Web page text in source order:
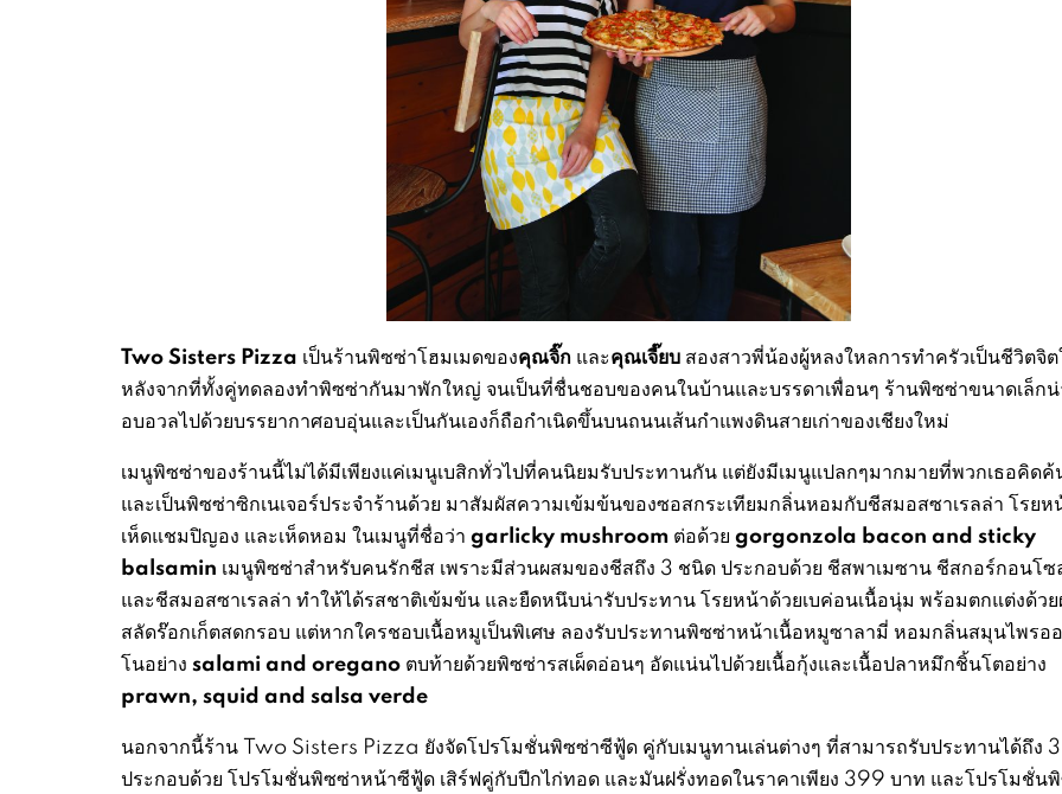
Two Sisters Pizza เป็นร้านพิซซ่าโฮมเมดของคุณจิ๊ก และคุณเจี๊ยบ สองสาวพี่น้องผู้หลงใหลการทำครัวเป็นชีวิตจิต
หลังจากที่ทั้งคู่ทดลองทำพิซซ่ากันมาพักใหญ่ จนเป็นที่ชื่นชอบของคนในบ้านและบรรดาเพื่อนๆ ร้านพิซซ่าขนาดเล็ก
อบอวลไปด้วยบรรยากาศอบอุ่นและเป็นกันเองก็ถือกำเนิดขึ้นบนถนนเส้นกำแพงดินสายเก่าของเชียงใหม่
เมนูพิซซ่าของร้านนี้ไม่ได้มีเพียงแค่เมนูเบสิกทั่วไปที่คนนิยมรับประทานกัน แต่ยังมีเมนูแปลกๆมากมายที่พวกเธอคิดค้
และเป็นพิซซ่าซิกเนเจอร์ประจำร้านด้วย มาสัมผัสความเข้มข้นของซอสกระเทียมกลิ่นหอมกับชีสมอสซาเรลล่า โรยห
เห็ดแชมปิญอง และเห็ดหอม ในเมนูที่ชื่อว่า garlicky mushroom ต่อด้วย gorgonzola bacon and sticky
balsamin เมนูพิซซ่าสำหรับคนรักชีส เพราะมีส่วนผสมของชีสถึง 3 ชนิด ประกอบด้วย ชีสพาเมซาน ชีสกอร์กอนโซ
และชีสมอสซาเรลล่า ทำให้ได้รสชาติเข้มข้น และยืดหนึบน่ารับประทาน โรยหน้าด้วยเบค่อนเนื้อนุ่ม พร้อมตกแต่งด้ว
สลัดร๊อกเก็ตสดกรอบ แต่หากใครชอบเนื้อหมูเป็นพิเศษ ลองรับประทานพิซซ่าหน้าเนื้อหมูซาลามี่ หอมกลิ่นสมุนไพรอ
โนอย่าง salami and oregano ตบท้ายด้วยพิซซ่ารสเผ็ดอ่อนๆ อัดแน่นไปด้วยเนื้อกุ้งและเนื้อปลาหมึกชิ้นโตอย่าง
prawn, squid and salsa verde
นอกจากนี้ร้าน Two Sisters Pizza ยังจัดโปรโมชั่นพิซซ่าซีฟู้ด คู่กับเมนูทานเล่นต่างๆ ที่สามารถรับประทานได้ถึง
ประกอบด้วย โปรโมชั่นพิซซ่าหน้าซีฟู้ด เสิร์ฟคู่กับปีกไก่ทอด และมันฝรั่งทอดในราคาเพียง 399 บาท และโปรโมชั่น